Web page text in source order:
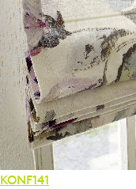
KONF141